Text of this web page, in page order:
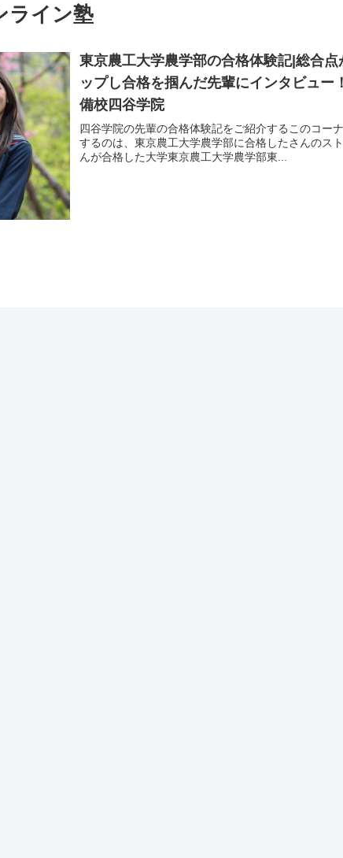
ライン塾
東京農工大学農学部の合格体験記|総合点
ップし合格を掴んだ先輩にインタビュー
備校四谷学院
四谷学院の先輩の合格体験記をご紹介するこのコー
するのは、東京農工大学農学部に合格したさんのス
んが合格した大学東京農工大学農学部東...